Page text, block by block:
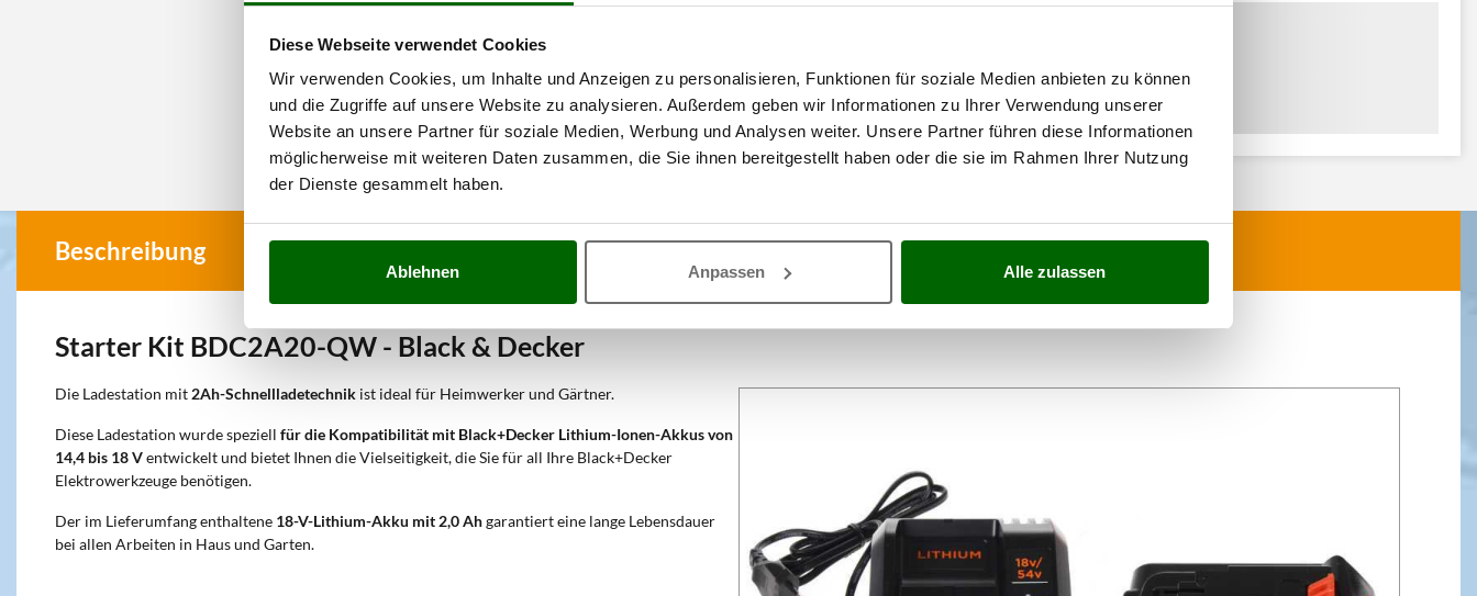
Diese Webseite verwendet Cookies
Wir verwenden Cookies, um Inhalte und Anzeigen zu personalisieren, Funktionen für soziale Medien anbieten zu können
und die Zugriffe auf unsere Website zu analysieren. Außerdem geben wir Informationen zu Ihrer Verwendung unserer
Website an unsere Partner für soziale Medien, Werbung und Analysen weiter. Unsere Partner führen diese Informationen
möglicherweise mit weiteren Daten zusammen, die Sie ihnen bereitgestellt haben oder die sie im Rahmen Ihrer Nutzung
der Dienste gesammelt haben.
Ablehnen Anpassen Alle zulassen
Beschreibung
Starter Kit BDC2A20-QW - Black & Decker
Die Ladestation mit 2Ah-Schnellladetechnik ist ideal für Heimwerker und Gärtner.
Diese Ladestation wurde speziell für die Kompatibilität mit Black+Decker Lithium-Ionen-Akkus von
14,4 bis 18 Ventwickelt und bietet Ihnen die Vielseitigkeit, die Sie für all Ihre Black+Decker
Elektrowerkzeuge benötigen.
Der im Lieferumfang enthaltene 18-V-Lithium-Akku mit 2,0 Ahgarantiert eine lange Lebensdauer
bei allen Arbeiten in Haus und Garten.